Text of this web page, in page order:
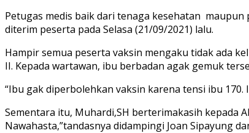
Petugas medis baik dari tenaga kesehatan
diterim peserta pada Selasa (21/09/2021) lalu.
Hampir semua peserta vaksin mengaku tidak ada
II. Kepada wartawan, ibu berbadan agak gemuk
“Ibu gak diperbolehkan vaksin karena tensi ibu
Sementara itu, Muhardi,SH berterimakasih kepada
Nawahasta,”tandasnya didampingi Joan Sipayung